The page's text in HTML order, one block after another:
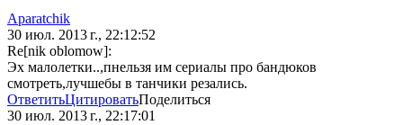
Aparatchik
30 июл. 2013 г., 22:12:52
Re[nik oblomow]:
Эх малолетки..,пнельзя им сериалы про бандюков
смотреть,лучшебы в танчики резались.
ОтветитьЦитироватьПоделиться
30 июл. 2013 г., 22:17:01